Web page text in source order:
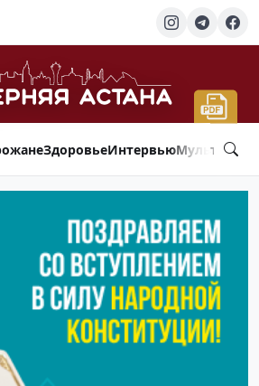
ЗдоровьеИнтервью